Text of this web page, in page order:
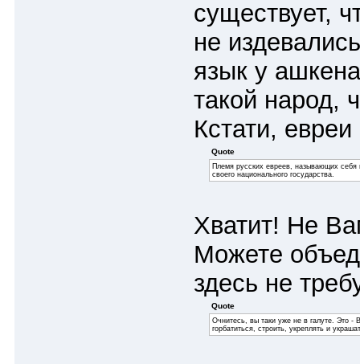
существует,
не
язык у
такой народ,
Кстати,
Quote
Племя русских евреев, называющих себя
своего национального государства.
Хватит! Не
Можете
здесь не
Quote
Очнитесь, вы таки уже не в галуте. Это -
горбатиться, строить, укреплять и